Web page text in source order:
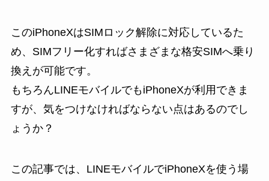
このiPhoneXはSIMロック解除に対応しているた
め、SIMフリー化すればさまざまな格安SIMへ乗り
換えが可能です。
もちろんLINEモバイルでもiPhoneXが利用できま
すが、気をつけなければならない点はあるのでし
ょうか？
この記事では、LINEモバイルでiPhoneXを使う場